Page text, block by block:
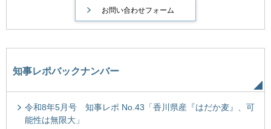
知事レポバックナンバー
令和8年5月号 知事レポ No.43「香川県産『はだか麦』、可
能性は無限大」